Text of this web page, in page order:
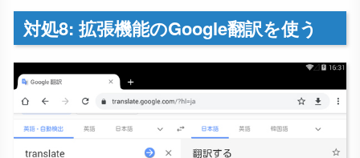
対処8: 拡張機能のGoogle翻訳を使う